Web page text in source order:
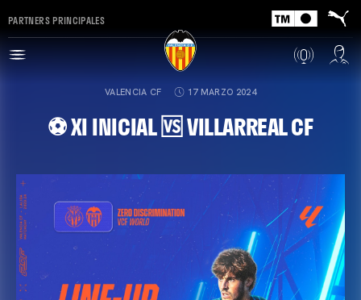
PARTNERS PRINCIPALES
VALENCIA CF 17 MARZO 2024
⚽ XI INICIAL 🆚 VILLARREAL CF